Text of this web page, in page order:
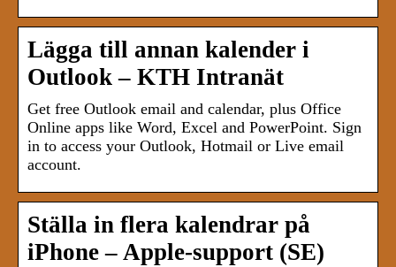
Lägga till annan kalender i
Outlook – KTH Intranät
Get free Outlook email and calendar, plus Office
Online apps like Word, Excel and PowerPoint. Sign
in to access your Outlook, Hotmail or Live email
account.
Ställa in flera kalendrar på
iPhone – Apple-support (SE)